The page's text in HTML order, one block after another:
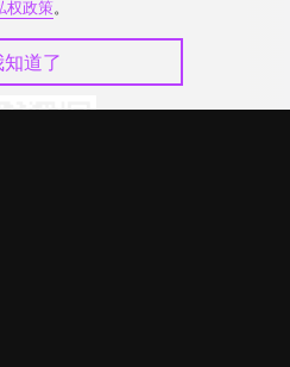
权政策。
知道了